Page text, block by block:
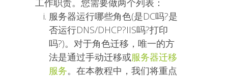
工作职责。您需要做两个列表：
服务器运行哪些角色(是DC吗?是
否运行DNS/DHCP?IIS吗?打印
吗?)。对于角色迁移，唯一的方
法是通过手动迁移或服务器迁移
服务。在本教程中，我们将重点